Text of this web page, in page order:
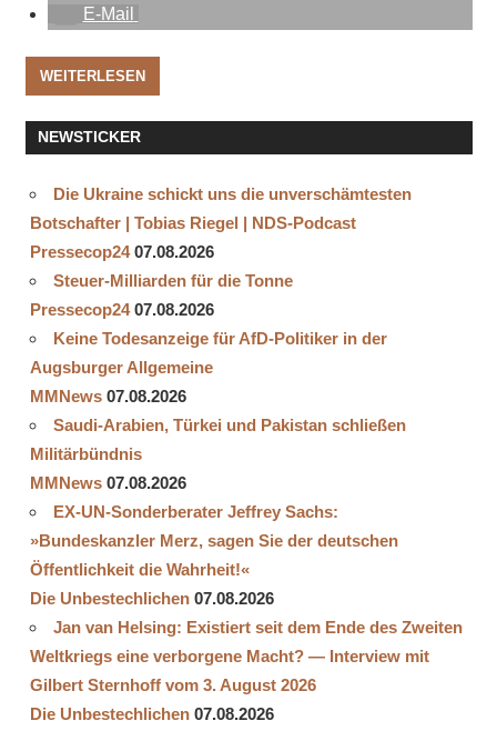
E-Mail
WEITERLESEN
NEWSTICKER
Die Ukraine schickt uns die unverschämtesten
Botschafter | Tobias Riegel | NDS-Podcast
Pressecop24 07.08.2026
Steuer-Milliarden für die Tonne
Pressecop24 07.08.2026
Keine Todesanzeige für AfD-Politiker in der
Augsburger Allgemeine
MMNews 07.08.2026
Saudi-Arabien, Türkei und Pakistan schließen
Militärbündnis
MMNews 07.08.2026
EX-UN-Sonderberater Jeffrey Sachs:
»Bundeskanzler Merz, sagen Sie der deutschen
Öffentlichkeit die Wahrheit!«
Die Unbestechlichen 07.08.2026
Jan van Helsing: Existiert seit dem Ende des Zweiten
Weltkriegs eine verborgene Macht? — Interview mit
Gilbert Sternhoff vom 3. August 2026
Die Unbestechlichen 07.08.2026